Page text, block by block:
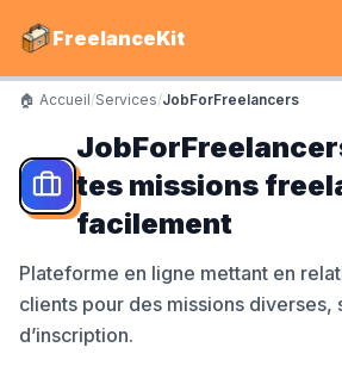
FreelanceKit
CATÉGORIES
Services
S'instruire
Boîte à Outils
Communiquer
🏠 Accueil/Services/JobForFreelancers
tes missions
facilement
Plateforme en ligne mettant en
clients pour des missions diverses,
d’inscription.